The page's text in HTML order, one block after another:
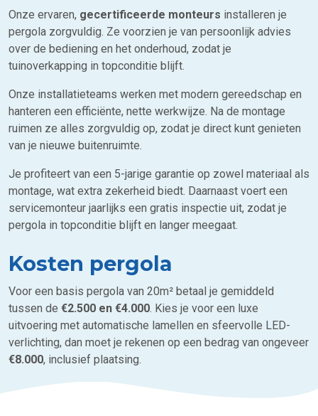
Onze ervaren, gecertificeerde monteurs installeren je
pergola zorgvuldig. Ze voorzien je van persoonlijk advies
over de bediening en het onderhoud, zodat je
tuinoverkapping in topconditie blijft.
Onze installatieteams werken met modern gereedschap en
hanteren een efficiënte, nette werkwijze. Na de montage
ruimen ze alles zorgvuldig op, zodat je direct kunt genieten
van je nieuwe buitenruimte.
Je profiteert van een 5-jarige garantie op zowel materiaal als
montage, wat extra zekerheid biedt. Daarnaast voert een
servicemonteur jaarlijks een gratis inspectie uit, zodat je
pergola in topconditie blijft en langer meegaat.
Kosten pergola
Voor een basis pergola van 20m² betaal je gemiddeld
tussen de €2.500 en €4.000. Kies je voor een luxe
uitvoering met automatische lamellen en sfeervolle LED-
verlichting, dan moet je rekenen op een bedrag van ongeveer
€8.000, inclusief plaatsing.